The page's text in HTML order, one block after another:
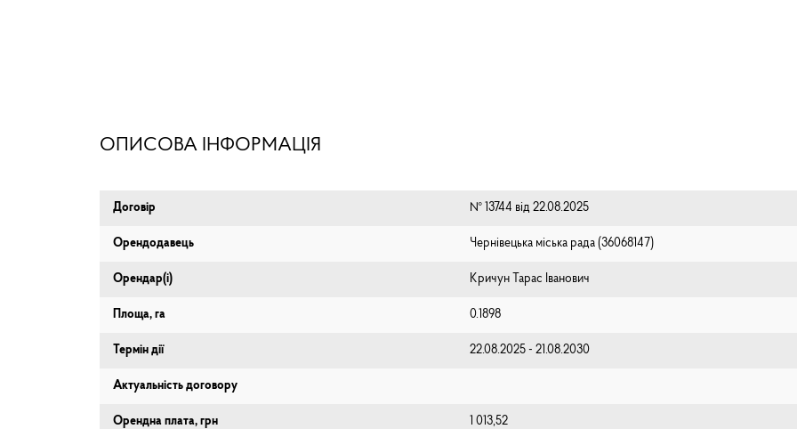
ОПИСОВА ІНФОРМАЦІЯ
Договір № 13744 від 22.08.2025
Орендодавець Чернівецька міська рада (⁨36068147⁩)
Орендар(і) Кричун Тарас Іванович
Площа, га 0.1898
Термін дії 22.08.2025 - 21.08.2030
Актуальність договору
Орендна плата, грн 1 013,52